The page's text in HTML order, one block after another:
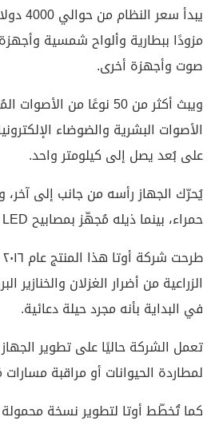
يبدأ
مزودًا ببطارية وألواح شمسية
صوت وأجهزة أخرى.
ويبث أكثر من 50 نوعًا من
الأصوات البشرية والضوضاء
على بُعد يصل إلى كيلومتر واحد.
حمراء، بينما ذيله مُجهّز بمصابيح LED زرقاء.
الزراعية من أضرار الغزلان والخنازير
في البداية بأنه مجرد حيلة دعائية.
تعمل الشركة حاليًا على تطوير
لمطاردة الحيوانات أو مراقبة
كما تُخطّط أوتا لتطوير نسخة محمولة